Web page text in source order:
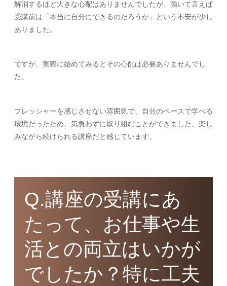
解消するほど大きな心配はありませんでしたが、強いて言えば
受講前は「本当に自分にできるのだろうか」という不安が少し
ありました。
ですが、実際に始めてみるとその心配は必要ありませんでし
た。
プレッシャーを感じさせない雰囲気で、自分のペースで学べる
環境だったため、気負わずに取り組むことができました。楽し
みながら続けられる講座だと感じています。
Q.講座の受講にあ
たって、お仕事や生
活との両立はいかが
でしたか？特に工夫